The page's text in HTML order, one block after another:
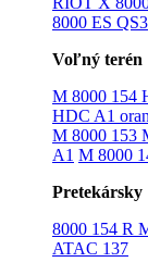
8000 ES QS3
Voľný terén
M 8000 154
HDC A1
M 8000 153
A1 M 8000
Pretekársky
8000 154 R
ATAC 137